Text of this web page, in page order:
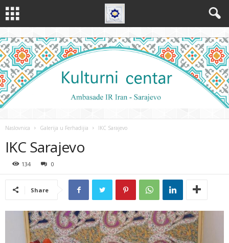
Naslovnica Galerija u Ferhadijia IKC Sarajevo
IKC Sarajevo
134 0
Share